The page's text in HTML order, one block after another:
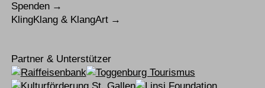
Spenden
KlingKlang & KlangArt
Partner & Unterstützer